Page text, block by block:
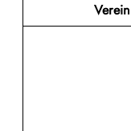
Verein